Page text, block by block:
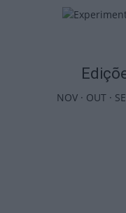
NOV· OUT·